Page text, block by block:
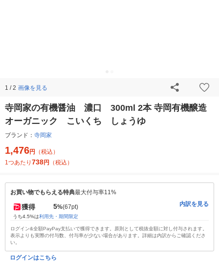
1 / 2 画像を見る
寺岡家の有機醤油 濃口 300ml 2本 寺岡有機醸造
オーガニック こいくち しょうゆ
ブランド： 寺岡家
1,476円
（税込）
1つあたり 738円 （税込）
お買い物でもらえる特典最大付与率11%
獲得 5%(67pt)
うち4.5%は利用先・期間限定
内訳を見る
ログイン&全額PayPay支払いで獲得できます。原則として税抜金額に対し付与されます。
表示よりも実際の付与数、付与率が少ない場合があります。詳細は内訳からご確認くださ
い。
ログインはこちら